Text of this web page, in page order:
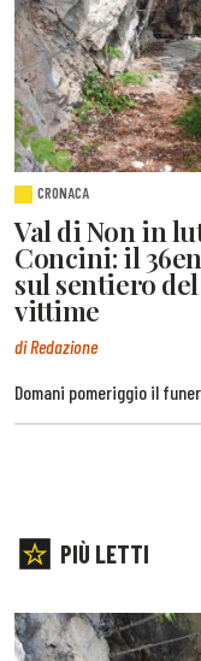
CRONACA
Val di Non in
Concini: il
sul sentiero
vittime
di Redazione
Domani pomeriggio il
PIÙ LETTI